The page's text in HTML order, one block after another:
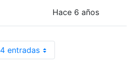
Hace 6 años
4 entradasPor página